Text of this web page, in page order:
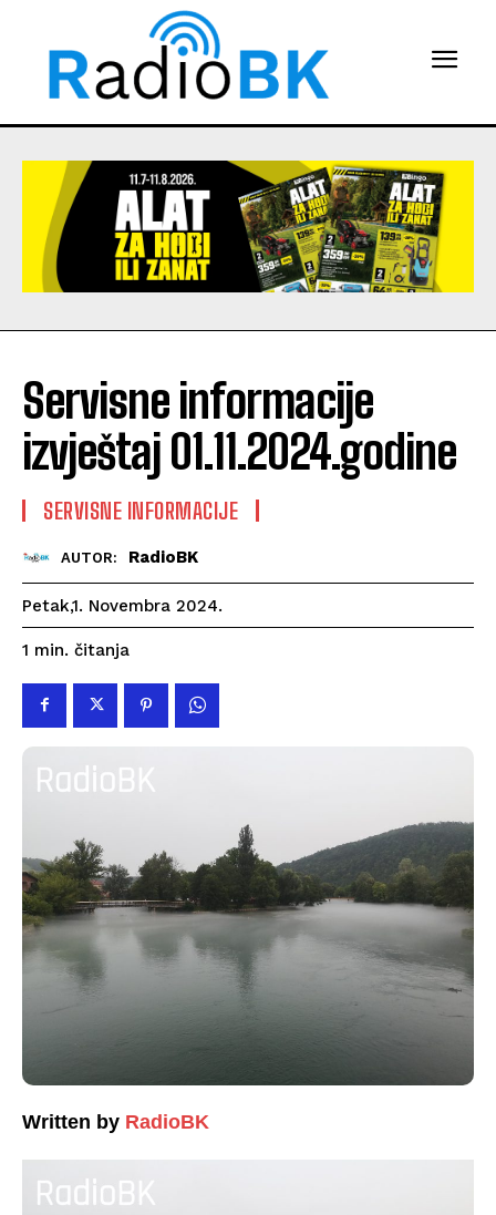
Servisne informacije
izvještaj 01.11.2024.godine
SERVISNE INFORMACIJE
AUTOR: RadioBK
Petak,1. Novembra 2024.
1 min. čitanja
Written by RadioBK